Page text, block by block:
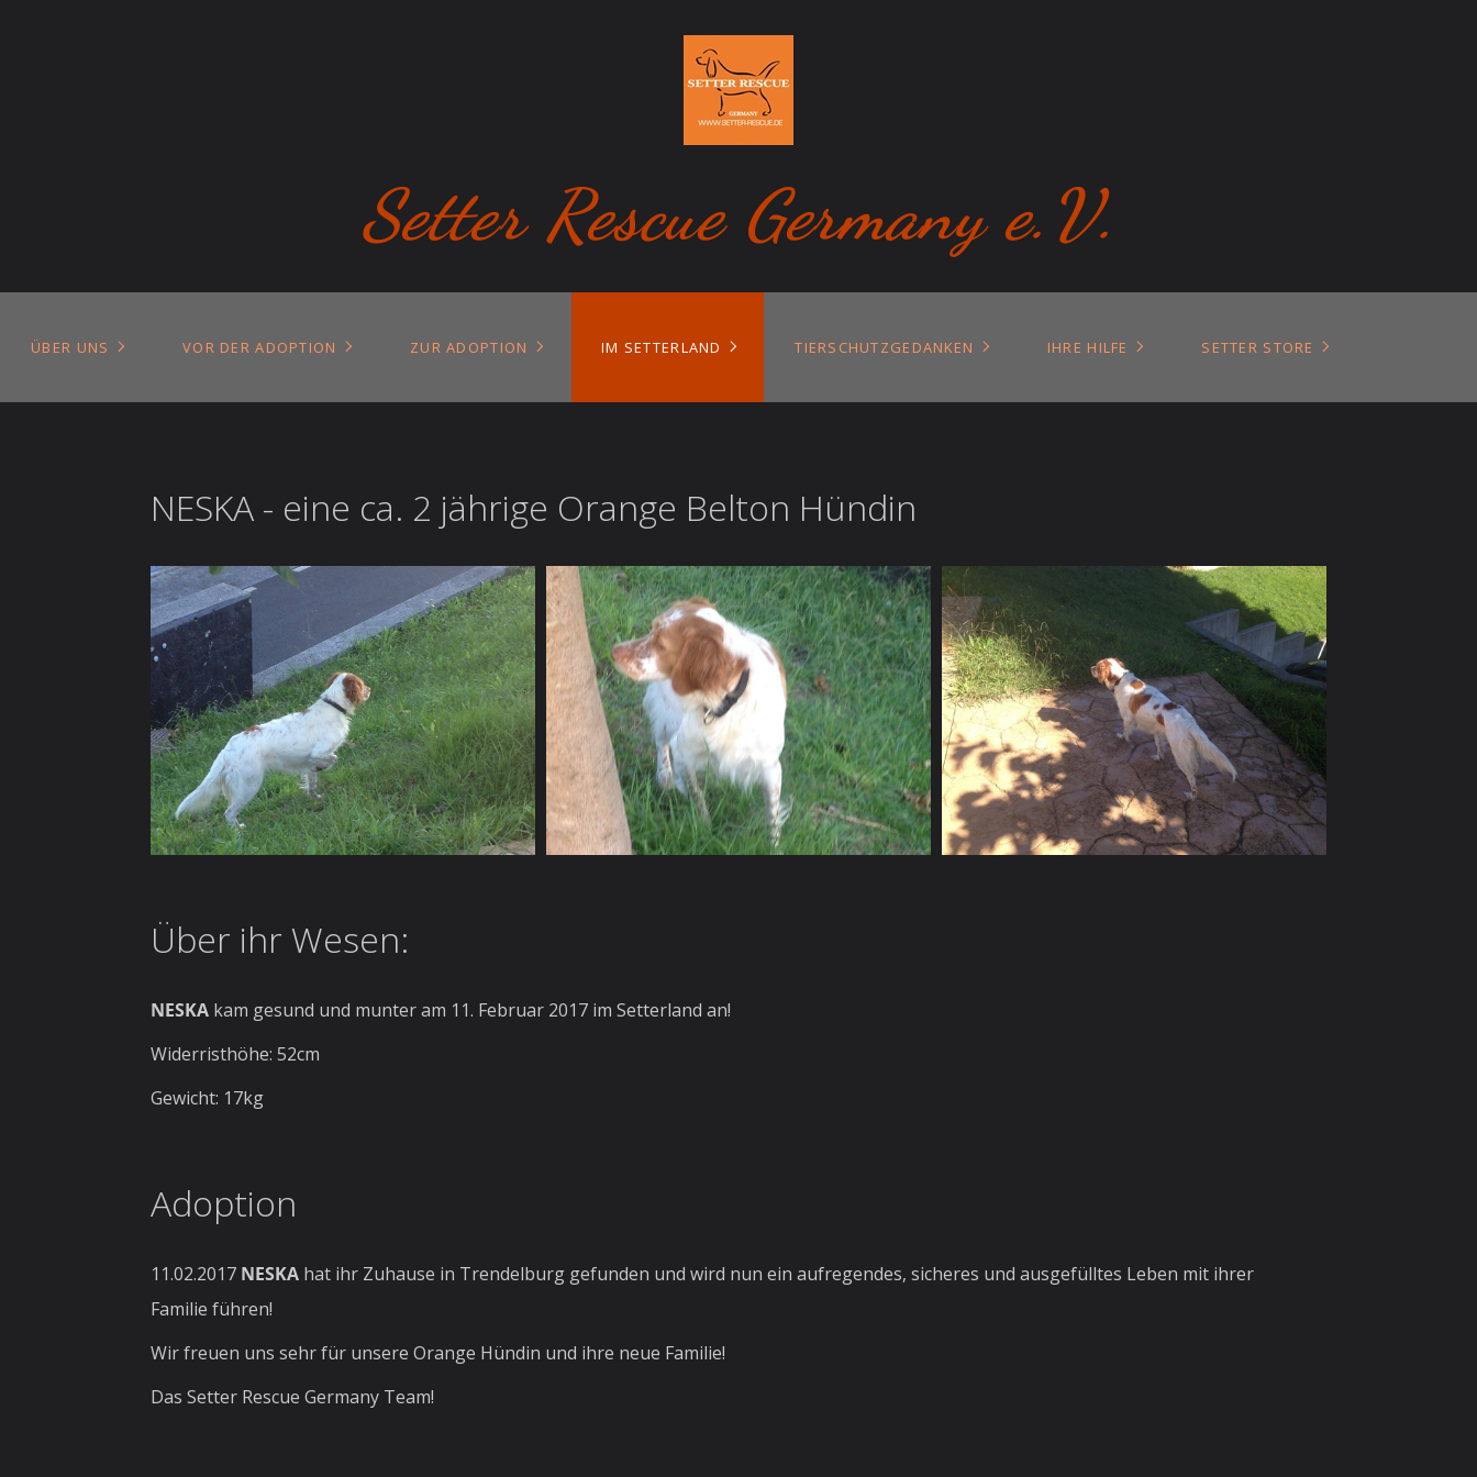
Setter Rescue Germany e.V.
ÜBER UNS VOR DER ADOPTION ZUR ADOPTION IM SETTERLAND TIERSCHUTZGEDANKEN IHRE HILFE SETTER STORE
NESKA - eine ca. 2 jährige Orange Belton Hündin
Über ihr Wesen:
NESKA kam gesund und munter am 11. Februar 2017 im Setterland an!
Widerristhöhe: 52cm
Gewicht: 17kg
Adoption
11.02.2017 NESKA hat ihr Zuhause in Trendelburg gefunden und wird nun ein aufregendes, sicheres und ausgefülltes Leben mit ihrer
Familie führen!
Wir freuen uns sehr für unsere Orange Hündin und ihre neue Familie!
Das Setter Rescue Germany Team!